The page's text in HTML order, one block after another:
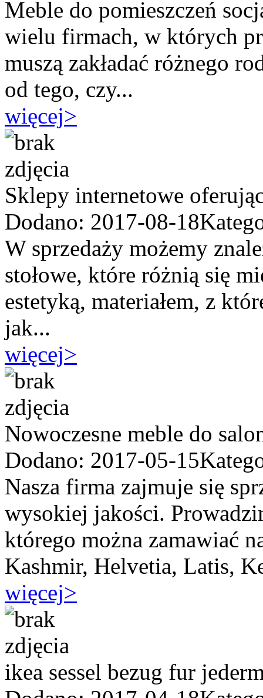
Meble do pomieszczeń
wielu firmach, w których
muszą zakładać różnego
od tego, czy...
więcej>
Sklepy internetowe
Dodano: 2017-08-18
W sprzedaży możemy
stołowe, które różnią się
estetyką, materiałem, z
jak...
więcej>
Nowoczesne meble do
Dodano: 2017-05-15
Nasza firma zajmuje się
wysokiej jakości.
którego można zamawiać
Kashmir, Helvetia, Latis,
więcej>
ikea sessel bezug fur